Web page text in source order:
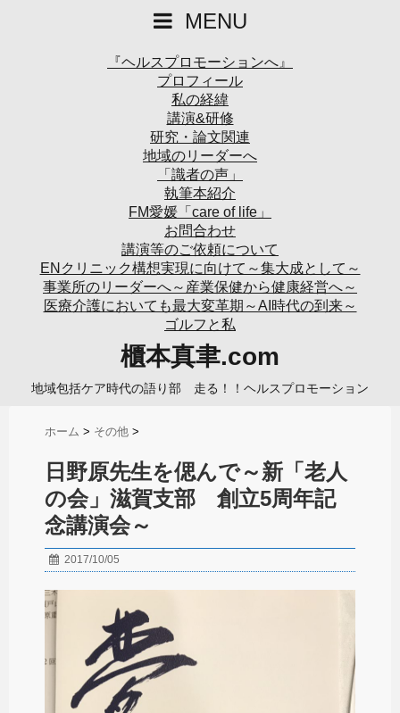
MENU
『ヘルスプロモーションへ』
プロフィール
私の経緯
講演&研修
研究・論文関連
地域のリーダーへ
「識者の声」
執筆本紹介
FM愛媛「care of life」
お問合わせ
講演等のご依頼について
ENクリニック構想実現に向けて～集大成として～
事業所のリーダーへ～産業保健から健康経営へ～
医療介護においても最大変革期～AI時代の到来～
ゴルフと私
櫃本真聿.com
地域包括ケア時代の語り部 走る！！ヘルスプロモーション
ホーム > その他 >
日野原先生を偲んで～新「老人
の会」滋賀支部 創立5周年記
念講演会～
2017/10/05